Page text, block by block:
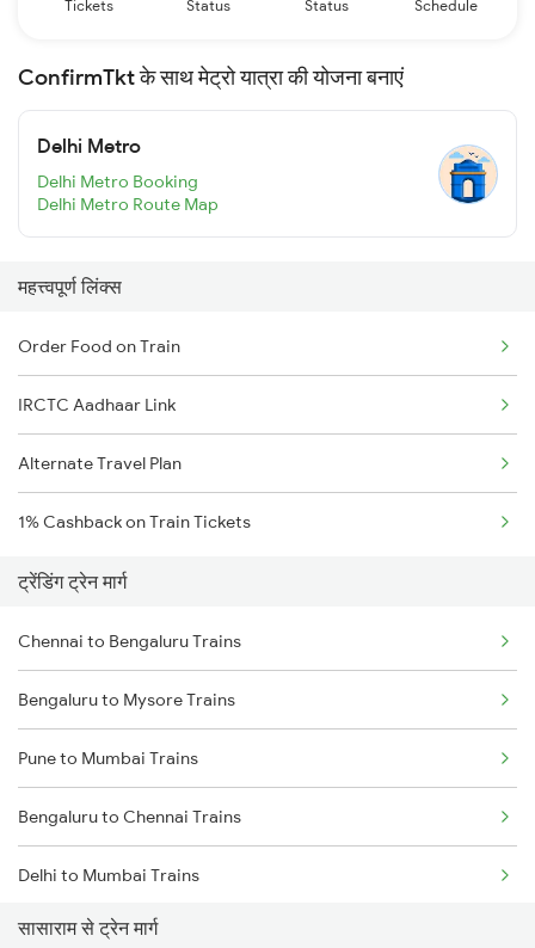
Tickets Status Status Schedule
ConfirmTkt के साथ मेट्रो यात्रा की योजना बनाएं
Delhi Metro
Delhi Metro Booking
Delhi Metro Route Map
महत्त्वपूर्ण लिंक्स
Order Food on Train
IRCTC Aadhaar Link
Alternate Travel Plan
1% Cashback on Train Tickets
ट्रेंडिंग ट्रेन मार्ग
Chennai to Bengaluru Trains
Bengaluru to Mysore Trains
Pune to Mumbai Trains
Bengaluru to Chennai Trains
Delhi to Mumbai Trains
Mumbai to Pune Trains
सासाराम से ट्रेन मार्ग